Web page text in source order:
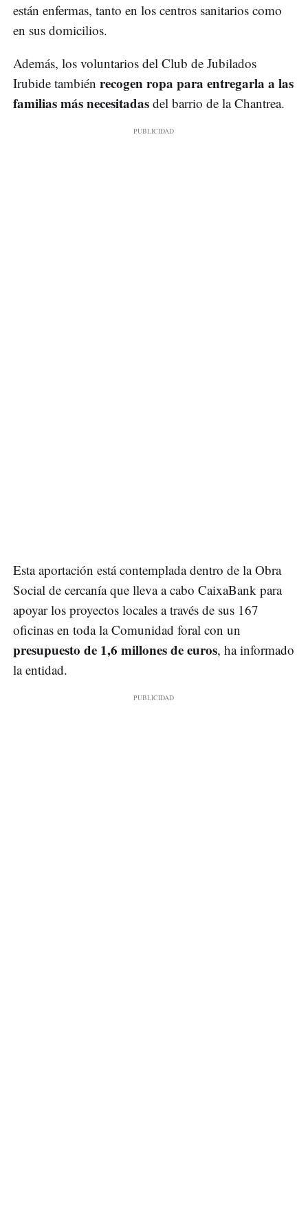
están enfermas, tanto en los centros sanitarios como
en sus domicilios.
Además, los voluntarios del Club de Jubilados
Irubide también recogen ropa para entregarla a las
familias más necesitadas del barrio de la Chantrea.
Esta aportación está contemplada dentro de la Obra
Social de cercanía que lleva a cabo CaixaBank para
apoyar los proyectos locales a través de sus 167
oficinas en toda la Comunidad foral con un
presupuesto de 1,6 millones de euros, ha informado
la entidad.